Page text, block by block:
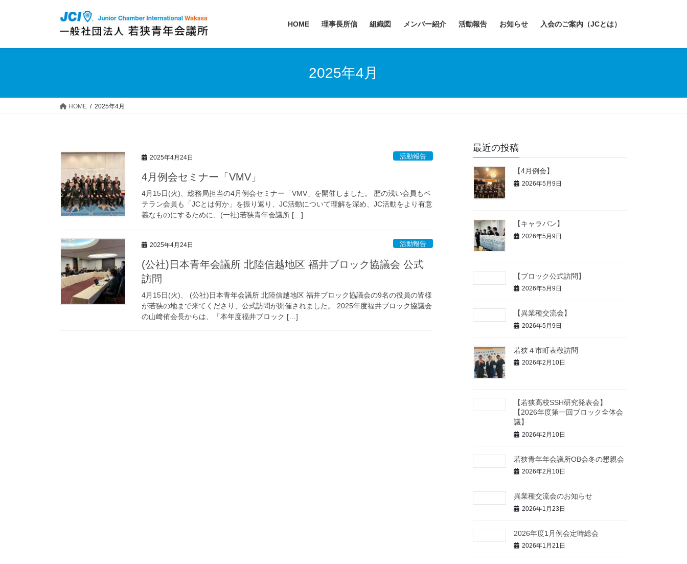
HOME 理事長所信 組織図 メンバー紹介 活動報告 お知らせ 入会のご案内（JCとは）
2025年4月
HOME 2025年4月
2025年4月24日 活動報告
4月例会セミナー「VMV」
4月15日(火)、総務局担当の4月例会セミナー「VMV」を開催しました。 歴の浅い会員もベ
テラン会員も「JCとは何か」を振り返り、JC活動について理解を深め、JC活動をより有意
義なものにするために、(一社)若狭青年会議所 […]
2025年4月24日 活動報告
(公社)日本青年会議所 北陸信越地区 福井ブロック協議会 公式
訪問
4月15日(火)、 (公社)日本青年会議所 北陸信越地区 福井ブロック協議会の9名の役員の皆様
が若狭の地まで来てくださり、公式訪問が開催されました。 2025年度福井ブロック協議会
の山﨑侑会長からは、「本年度福井ブロック […]
最近の投稿
【4月例会】
2026年5月9日
【キャラバン】
2026年5月9日
【ブロック公式訪問】
2026年5月9日
【異業種交流会】
2026年5月9日
若狭４市町表敬訪問
2026年2月10日
【若狭高校SSH研究発表会】
【2026年度第一回ブロック全体会
議】
2026年2月10日
若狭青年年会議所OB会冬の懇親会
2026年2月10日
異業種交流会のお知らせ
2026年1月23日
2026年度1月例会定時総会
2026年1月21日